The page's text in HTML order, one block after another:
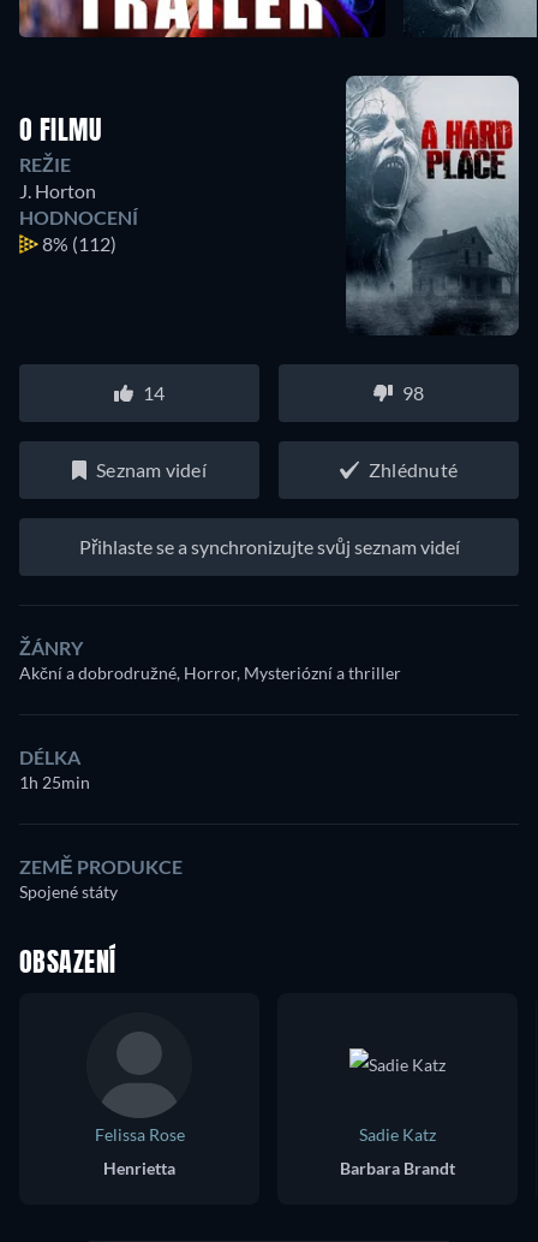
O FILMU
REŽIE
J. Horton
HODNOCENÍ
8% (112)
14 98
Seznam videí Zhlédnuté
Přihlaste se a synchronizujte svůj seznam videí
ŽÁNRY
Akční a dobrodružné, Horror, Mysteriózní a thriller
DÉLKA
1h 25min
ZEMĚ PRODUKCE
Spojené státy
OBSAZENÍ
Felissa Rose
Henrietta
Sadie Katz
Barbara Brandt